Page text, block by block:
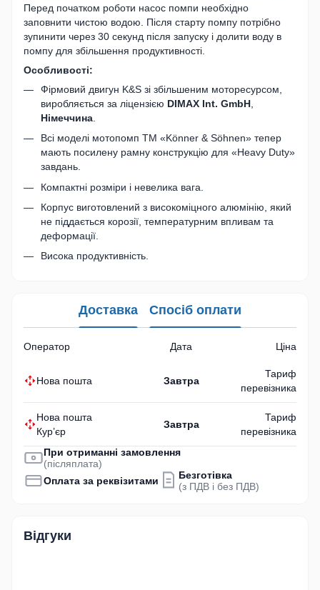
Перед початком роботи насос помпи необхідно
заповнити чистою водою. Після старту помпу потрібно
зупинити через 30 секунд після запуску і долити воду в
помпу для збільшення продуктивності.
Особливості:
Фірмовий двигун K&S зі збільшеним моторесурсом,
виробляється за ліцензією DIMAX Int. GmbH
Німеччина
Всі моделі мотопомп ТМ «Könner & Söhnen» тепер
мають посилену рамну конструкцію для «Heavy Duty»
завдань.
Компактні розміри і невелика вага.
Корпус виготовлений з високоміцного алюмінію, який
не піддається корозії, температурним впливам та
деформації.
Висока продуктивність.
Доставка Спосіб оплати
Оператор Дата Ціна
Нова пошта Завтра
Тариф
перевізника
Нова пошта
Кур’єр
Завтра
Тариф
перевізника
При отриманні замовлення
(післяплата)
Оплата за реквізитами
Безготівка
(з ПДВ і без ПДВ)
Відгуки